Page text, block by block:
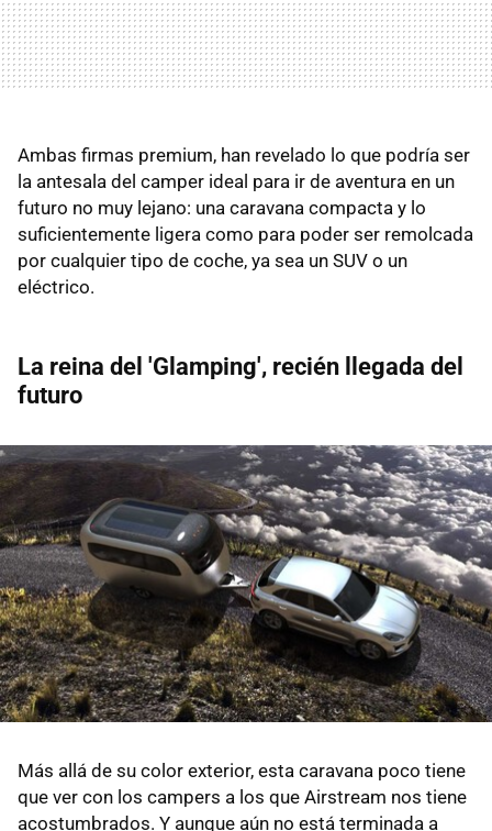
Ambas firmas premium, han revelado lo que podría ser
la antesala del camper ideal para ir de aventura en un
futuro no muy lejano: una caravana compacta y lo
suficientemente ligera como para poder ser remolcada
por cualquier tipo de coche, ya sea un SUV o un
eléctrico.
La reina del 'Glamping', recién llegada del
futuro
Más allá de su color exterior, esta caravana poco tiene
que ver con los campers a los que Airstream nos tiene
acostumbrados. Y aunque aún no está terminada a